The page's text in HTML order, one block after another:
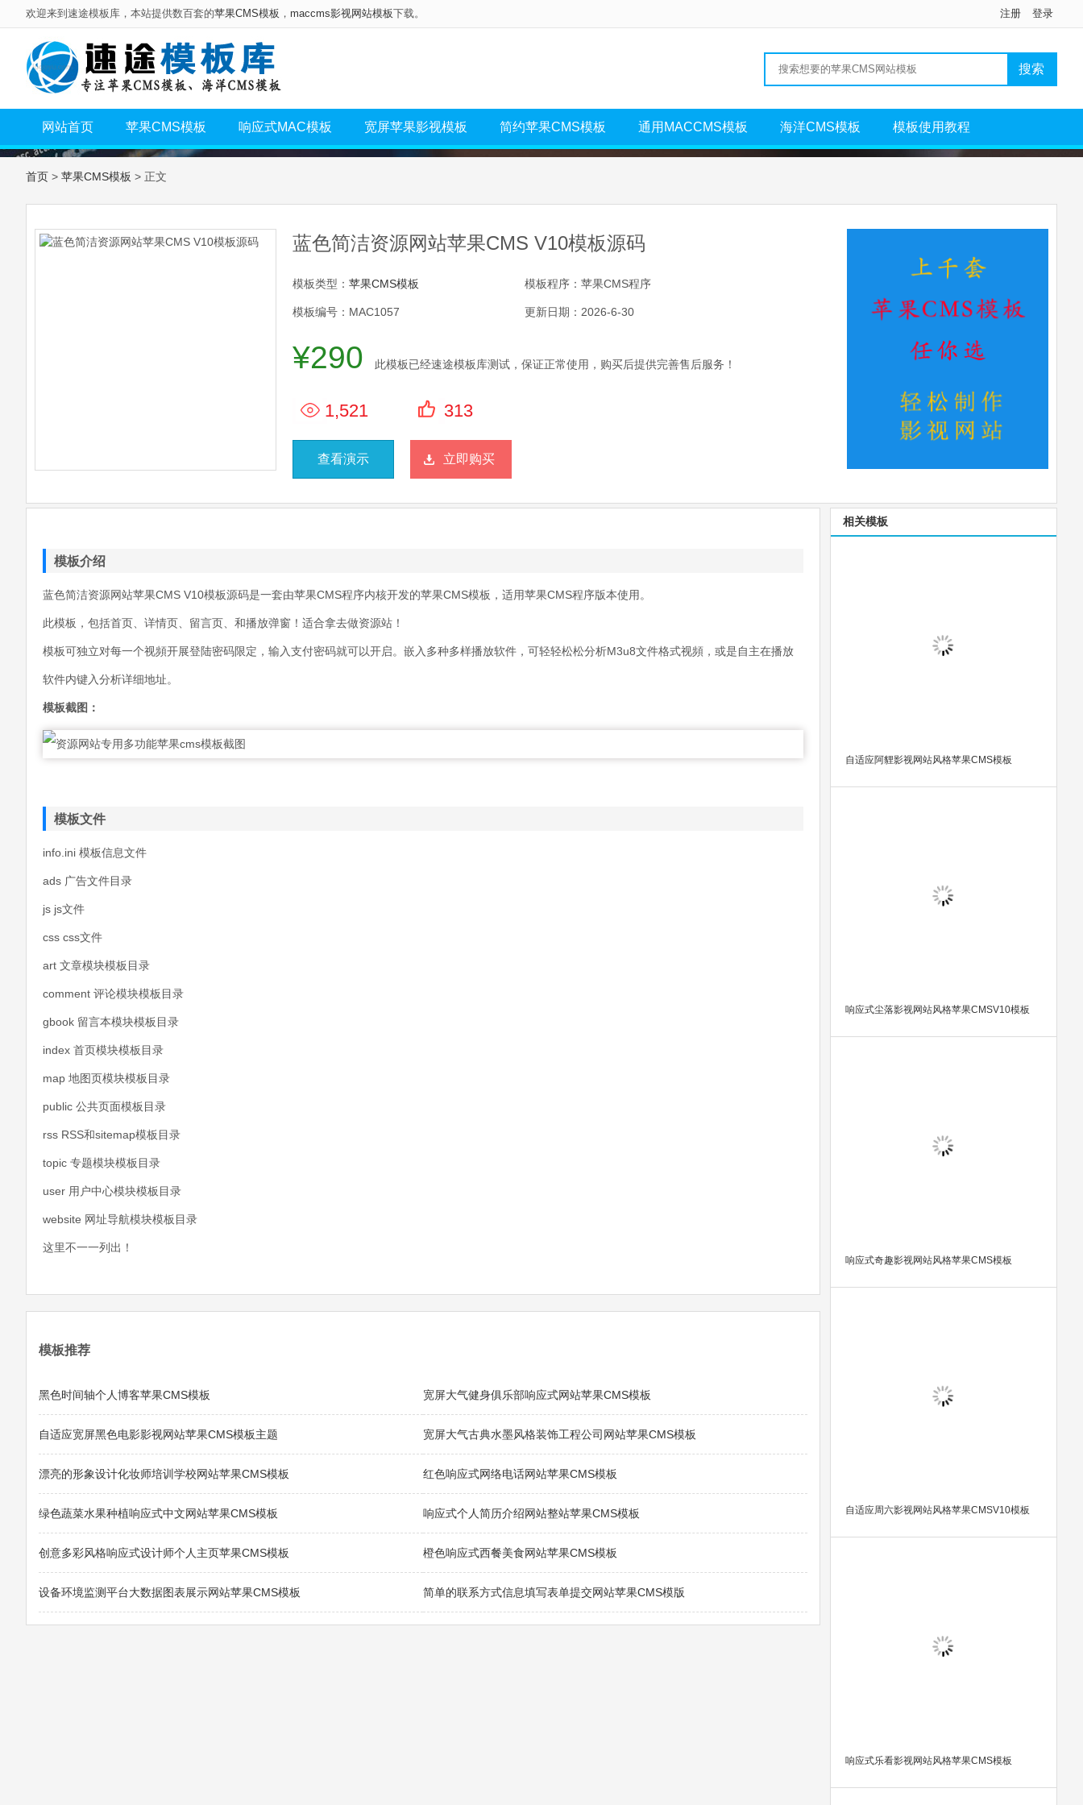
欢迎来到速途模板库，本站提供数百套的苹果CMS模板 ， maccms影视网站模板下载。 注册 登录
网站首页 苹果CMS模板 响应式MAC模板 宽屏苹果影视模板 简约苹果CMS模板 通用MACCMS模板 海洋CMS模板 模板使用教程
首页 > 苹果CMS模板 > 正文
蓝色简洁资源网站苹果CMS V10模板源码
模板类型： 苹果CMS模板 模板程序：苹果CMS程序
模板编号：MAC1057 更新日期：2026-6-30
¥290 此模板已经速途模板库测试，保证正常使用，购买后提供完善售后服务！
1,521 313
查看演示 立即购买
模板介绍
蓝色简洁资源网站苹果CMS V10模板源码是一套由苹果CMS程序内核开发的苹果CMS模板，适用苹果CMS程序版本使用。
此模板，包括首页、详情页、留言页、和播放弹窗！适合拿去做资源站！
模板可独立对每一个视頻开展登陆密码限定，输入支付密码就可以开启。嵌入多种多样播放软件，可轻轻松松分析M3u8文件格式视頻，或是自主在播放
软件内键入分析详细地址。
模板截图：
模板文件
info.ini 模板信息文件
ads 广告文件目录
js js文件
css css文件
art 文章模块模板目录
comment 评论模块模板目录
gbook 留言本模块模板目录
index 首页模块模板目录
map 地图页模块模板目录
public 公共页面模板目录
rss RSS和sitemap模板目录
topic 专题模块模板目录
user 用户中心模块模板目录
website 网址导航模块模板目录
这里不一一列出！
模板推荐
黑色时间轴个人博客苹果CMS模板 宽屏大气健身俱乐部响应式网站苹果CMS模板
自适应宽屏黑色电影影视网站苹果CMS模板主题 宽屏大气古典水墨风格装饰工程公司网站苹果CMS模板
漂亮的形象设计化妆师培训学校网站苹果CMS模板 红色响应式网络电话网站苹果CMS模板
绿色蔬菜水果种植响应式中文网站苹果CMS模板 响应式个人简历介绍网站整站苹果CMS模板
创意多彩风格响应式设计师个人主页苹果CMS模板 橙色响应式西餐美食网站苹果CMS模板
设备环境监测平台大数据图表展示网站苹果CMS模板 简单的联系方式信息填写表单提交网站苹果CMS模版
相关模板
自适应阿貍影视网站风格苹果CMS模板
响应式尘落影视网站风格苹果CMSV10模板
响应式奇趣影视网站风格苹果CMS模板
自适应周六影视网站风格苹果CMSV10模板
响应式乐看影视网站风格苹果CMS模板